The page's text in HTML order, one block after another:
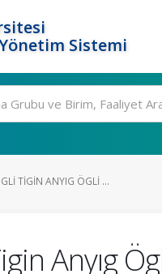
Sistemi
TIGIN ANYIG ÖGLI ...
Anyıg